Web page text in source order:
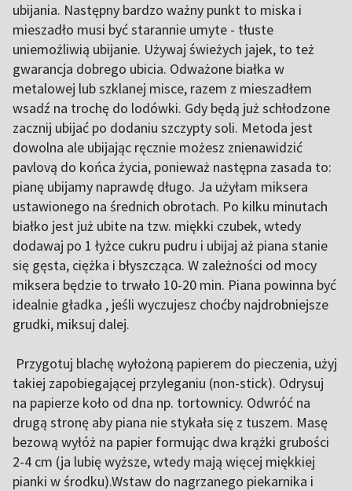
ubijania. Następny bardzo ważny punkt to miska i
mieszadło musi być starannie umyte - tłuste
uniemożliwią ubijanie. Używaj świeżych jajek, to też
gwarancja dobrego ubicia. Odważone białka w
metalowej lub szklanej misce, razem z mieszadłem
wsadź na trochę do lodówki. Gdy będą już schłodzone
zacznij ubijać po dodaniu szczypty soli. Metoda jest
dowolna ale ubijając ręcznie możesz znienawidzić
pavlovą do końca życia, ponieważ następna zasada to:
pianę ubijamy naprawdę długo. Ja użyłam miksera
ustawionego na średnich obrotach. Po kilku minutach
białko jest już ubite na tzw. miękki czubek, wtedy
dodawaj po 1 łyżce cukru pudru i ubijaj aż piana stanie
się gęsta, ciężka i błyszcząca. W zależności od mocy
miksera będzie to trwało 10-20 min. Piana powinna być
idealnie gładka , jeśli wyczujesz choćby najdrobniejsze
grudki, miksuj dalej.
Przygotuj blachę wyłożoną papierem do pieczenia, użyj
takiej zapobiegającej przyleganiu (non-stick). Odrysuj
na papierze koło od dna np. tortownicy. Odwróć na
drugą stronę aby piana nie stykała się z tuszem. Masę
bezową wyłóż na papier formując dwa krążki grubości
2-4 cm (ja lubię wyższe, wtedy mają więcej miękkiej
pianki w środku).Wstaw do nagrzanego piekarnika i